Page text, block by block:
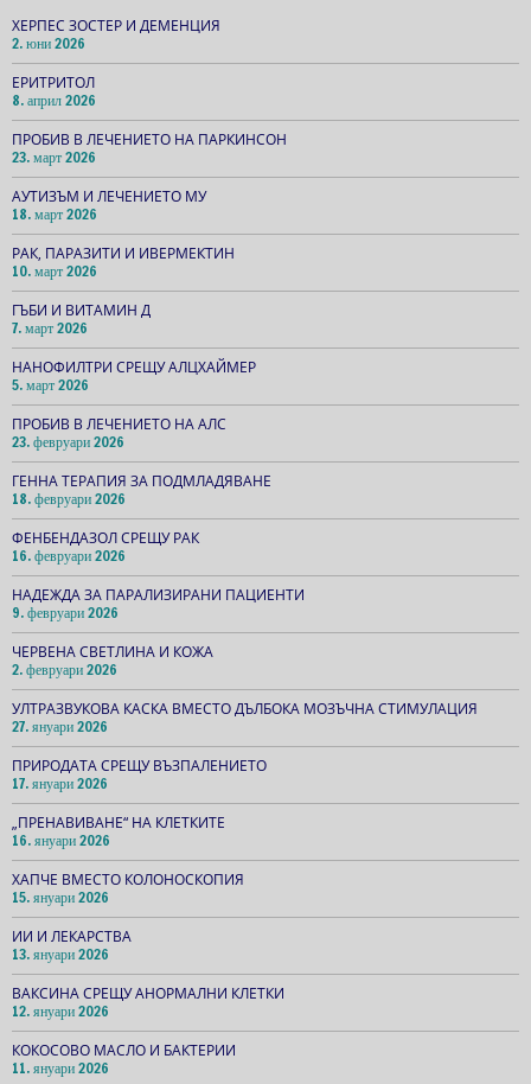
ХЕРПЕС ЗОСТЕР И ДЕМЕНЦИЯ
2. юни 2026
ЕРИТРИТОЛ
8. април 2026
ПРОБИВ В ЛЕЧЕНИЕТО НА ПАРКИНСОН
23. март 2026
АУТИЗЪМ И ЛЕЧЕНИЕТО МУ
18. март 2026
РАК, ПАРАЗИТИ И ИВЕРМЕКТИН
10. март 2026
ГЪБИ И ВИТАМИН Д
7. март 2026
НАНОФИЛТРИ СРЕЩУ АЛЦХАЙМЕР
5. март 2026
ПРОБИВ В ЛЕЧЕНИЕТО НА АЛС
23. февруари 2026
ГЕННА ТЕРАПИЯ ЗА ПОДМЛАДЯВАНЕ
18. февруари 2026
ФЕНБЕНДАЗОЛ СРЕЩУ РАК
16. февруари 2026
НАДЕЖДА ЗА ПАРАЛИЗИРАНИ ПАЦИЕНТИ
9. февруари 2026
ЧЕРВЕНА СВЕТЛИНА И КОЖА
2. февруари 2026
УЛТРАЗВУКОВА КАСКА ВМЕСТО ДЪЛБОКА МОЗЪЧНА СТИМУЛАЦИЯ
27. януари 2026
ПРИРОДАТА СРЕЩУ ВЪЗПАЛЕНИЕТО
17. януари 2026
„ПРЕНАВИВАНЕ“ НА КЛЕТКИТЕ
16. януари 2026
ХАПЧЕ ВМЕСТО КОЛОНОСКОПИЯ
15. януари 2026
ИИ И ЛЕКАРСТВА
13. януари 2026
ВАКСИНА СРЕЩУ АНОРМАЛНИ КЛЕТКИ
12. януари 2026
КОКОСОВО МАСЛО И БАКТЕРИИ
11. януари 2026